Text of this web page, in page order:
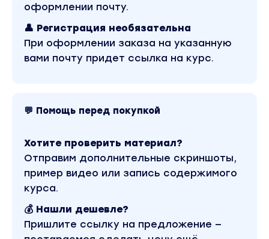
оформлении почту.
👤 Регистрация необязательна
При оформлении заказа на указанную
вами почту придет ссылка на курс.
💬 Помощь перед покупкой
Хотите проверить материал?
Отправим дополнительные скриншоты,
пример видео или запись содержимого
курса.
💰 Нашли дешевле?
Пришлите ссылку на предложение —